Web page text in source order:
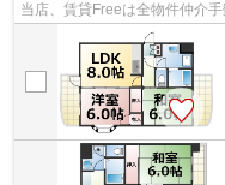
当店、賃貸Freeは全物件仲介